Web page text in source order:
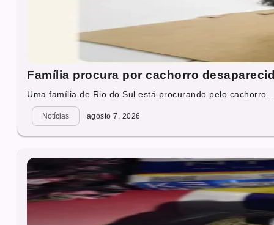
Família procura por cachorro
Uma família de Rio do Sul está procurando pelo
Notícias agosto 7, 2026